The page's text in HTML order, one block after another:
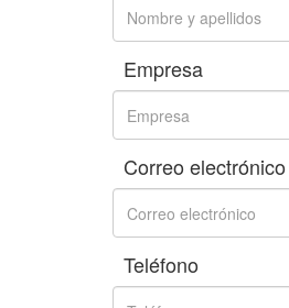
Empresa
Correo electrónico
Teléfono